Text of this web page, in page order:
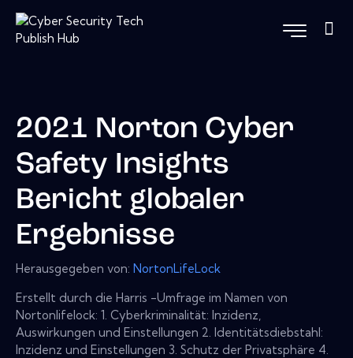
2021 Norton Cyber ​​
Safety Insights
Bericht globaler
Ergebnisse
Herausgegeben von: NortonLifeLock
Erstellt durch die Harris -Umfrage im Namen von
Nortonlifelock: 1. Cyberkriminalität: Inzidenz,
Auswirkungen und Einstellungen 2. Identitätsdiebstahl:
Inzidenz und Einstellungen 3. Schutz der Privatsphäre 4.